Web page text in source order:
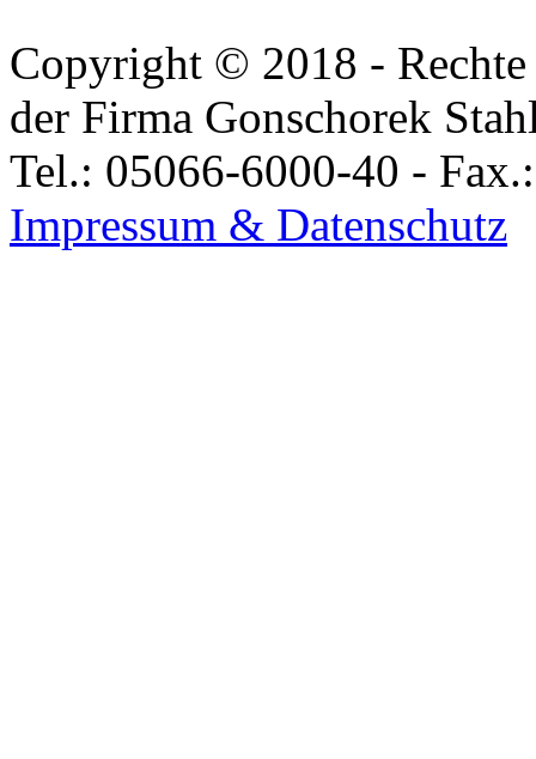
Copyright © 2018 -
der Firma Gonschorek
Tel.: 05066-6000-40 -
Impressum & Datenschutz